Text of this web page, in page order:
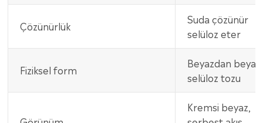
Çözünürlük
Suda çözünür
selüloz eter
Fiziksel form
Beyazdan
selüloz tozu
Kremsi beyaz,